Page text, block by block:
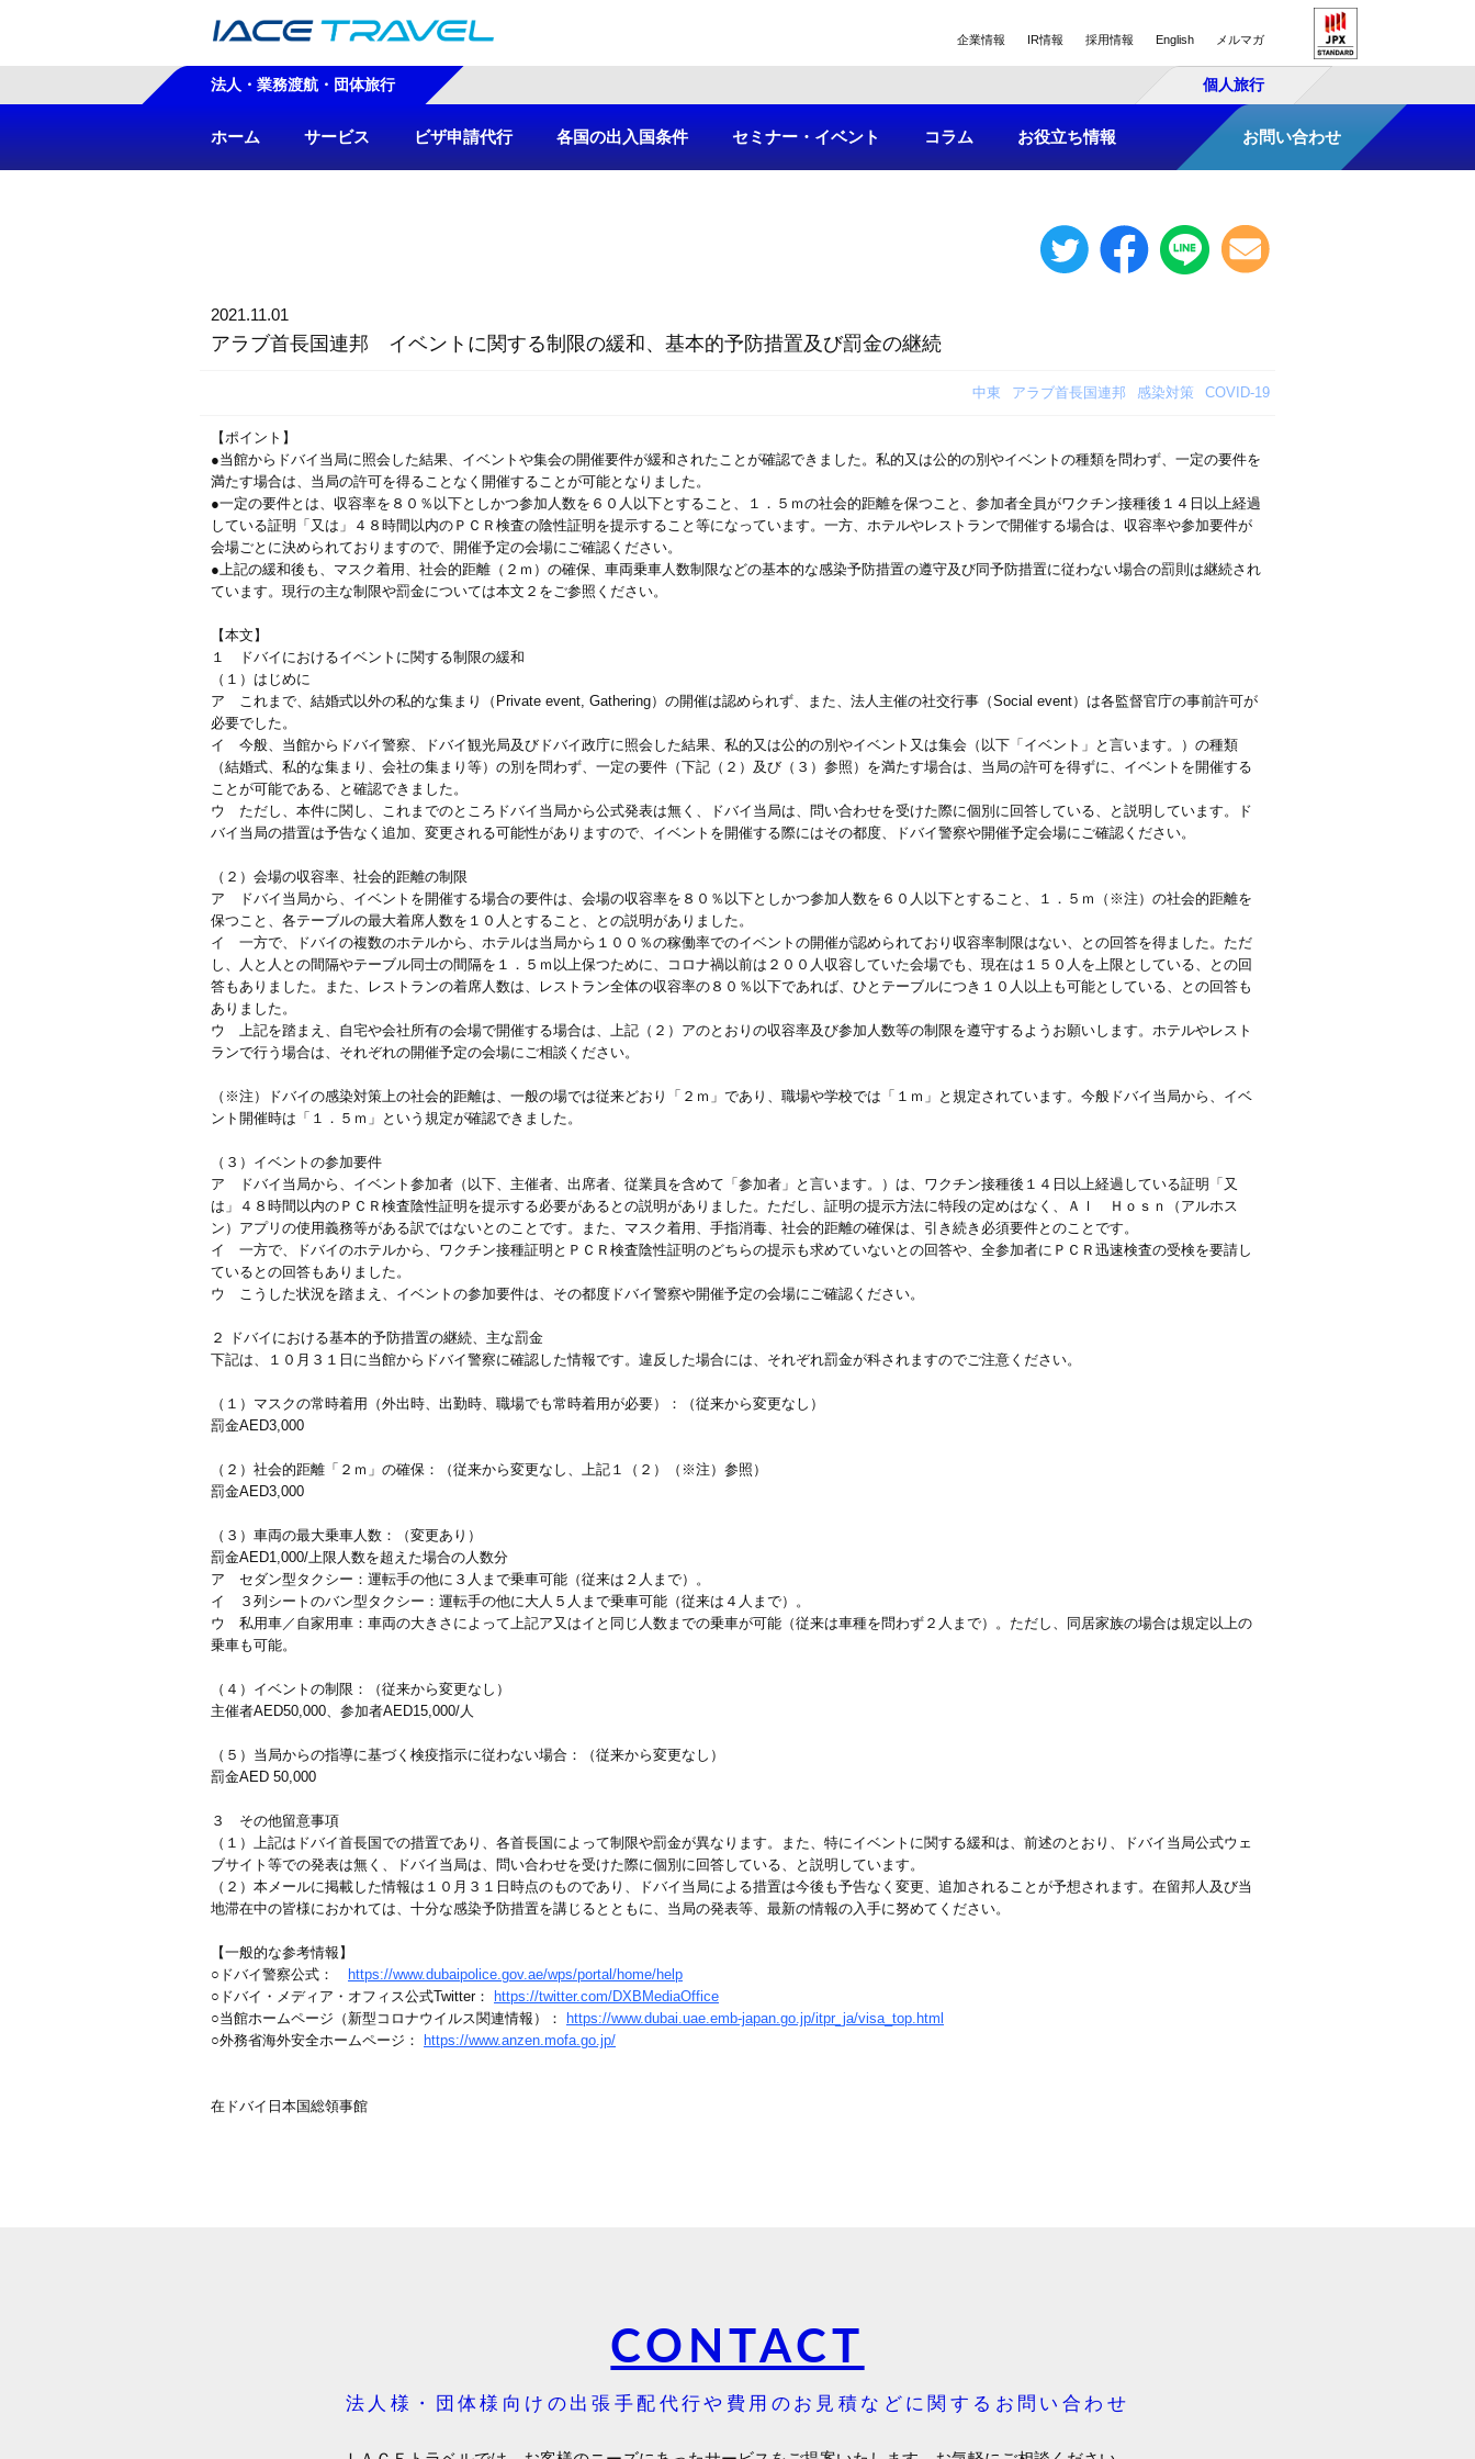
企業情報 IR情報 採用情報 English メルマガ
法人・業務渡航・団体旅行 個人旅行
ホーム サービス ビザ申請代行 各国の出入国条件 セミナー・イベント コラム お役立ち情報 お問い合わせ
2021.11.01
アラブ首長国連邦 イベントに関する制限の緩和、基本的予防措置及び罰金の継続
中東 アラブ首長国連邦 感染対策 COVID-19
【ポイント】
●当館からドバイ当局に照会した結果、イベントや集会の開催要件が緩和されたことが確認できました。私的又は公的の別やイベントの種類を問わず、一定の要件を
満たす場合は、当局の許可を得ることなく開催することが可能となりました。
●一定の要件とは、収容率を８０％以下としかつ参加人数を６０人以下とすること、１．５ｍの社会的距離を保つこと、参加者全員がワクチン接種後１４日以上経過
している証明「又は」４８時間以内のＰＣＲ検査の陰性証明を提示すること等になっています。一方、ホテルやレストランで開催する場合は、収容率や参加要件が
会場ごとに決められておりますので、開催予定の会場にご確認ください。
●上記の緩和後も、マスク着用、社会的距離（２ｍ）の確保、車両乗車人数制限などの基本的な感染予防措置の遵守及び同予防措置に従わない場合の罰則は継続され
ています。現行の主な制限や罰金については本文２をご参照ください。
【本文】
１ ドバイにおけるイベントに関する制限の緩和
（１）はじめに
ア これまで、結婚式以外の私的な集まり（Private event, Gathering）の開催は認められず、また、法人主催の社交行事（Social event）は各監督官庁の事前許可が
必要でした。
イ 今般、当館からドバイ警察、ドバイ観光局及びドバイ政庁に照会した結果、私的又は公的の別やイベント又は集会（以下「イベント」と言います。）の種類
（結婚式、私的な集まり、会社の集まり等）の別を問わず、一定の要件（下記（２）及び（３）参照）を満たす場合は、当局の許可を得ずに、イベントを開催する
ことが可能である、と確認できました。
ウ ただし、本件に関し、これまでのところドバイ当局から公式発表は無く、ドバイ当局は、問い合わせを受けた際に個別に回答している、と説明しています。ド
バイ当局の措置は予告なく追加、変更される可能性がありますので、イベントを開催する際にはその都度、ドバイ警察や開催予定会場にご確認ください。
（２）会場の収容率、社会的距離の制限
ア ドバイ当局から、イベントを開催する場合の要件は、会場の収容率を８０％以下としかつ参加人数を６０人以下とすること、１．５ｍ（※注）の社会的距離を
保つこと、各テーブルの最大着席人数を１０人とすること、との説明がありました。
イ 一方で、ドバイの複数のホテルから、ホテルは当局から１００％の稼働率でのイベントの開催が認められており収容率制限はない、との回答を得ました。ただ
し、人と人との間隔やテーブル同士の間隔を１．５ｍ以上保つために、コロナ禍以前は２００人収容していた会場でも、現在は１５０人を上限としている、との回
答もありました。また、レストランの着席人数は、レストラン全体の収容率の８０％以下であれば、ひとテーブルにつき１０人以上も可能としている、との回答も
ありました。
ウ 上記を踏まえ、自宅や会社所有の会場で開催する場合は、上記（２）アのとおりの収容率及び参加人数等の制限を遵守するようお願いします。ホテルやレスト
ランで行う場合は、それぞれの開催予定の会場にご相談ください。
（※注）ドバイの感染対策上の社会的距離は、一般の場では従来どおり「２ｍ」であり、職場や学校では「１ｍ」と規定されています。今般ドバイ当局から、イベ
ント開催時は「１．５ｍ」という規定が確認できました。
（３）イベントの参加要件
ア ドバイ当局から、イベント参加者（以下、主催者、出席者、従業員を含めて「参加者」と言います。）は、ワクチン接種後１４日以上経過している証明「又
は」４８時間以内のＰＣＲ検査陰性証明を提示する必要があるとの説明がありました。ただし、証明の提示方法に特段の定めはなく、Ａｌ Ｈｏｓｎ（アルホス
ン）アプリの使用義務等がある訳ではないとのことです。また、マスク着用、手指消毒、社会的距離の確保は、引き続き必須要件とのことです。
イ 一方で、ドバイのホテルから、ワクチン接種証明とＰＣＲ検査陰性証明のどちらの提示も求めていないとの回答や、全参加者にＰＣＲ迅速検査の受検を要請し
ているとの回答もありました。
ウ こうした状況を踏まえ、イベントの参加要件は、その都度ドバイ警察や開催予定の会場にご確認ください。
２ ドバイにおける基本的予防措置の継続、主な罰金
下記は、１０月３１日に当館からドバイ警察に確認した情報です。違反した場合には、それぞれ罰金が科されますのでご注意ください。
（１）マスクの常時着用（外出時、出勤時、職場でも常時着用が必要）：（従来から変更なし）
罰金AED3,000
（２）社会的距離「２ｍ」の確保：（従来から変更なし、上記１（２）（※注）参照）
罰金AED3,000
（３）車両の最大乗車人数：（変更あり）
罰金AED1,000/上限人数を超えた場合の人数分
ア セダン型タクシー：運転手の他に３人まで乗車可能（従来は２人まで）。
イ ３列シートのバン型タクシー：運転手の他に大人５人まで乗車可能（従来は４人まで）。
ウ 私用車／自家用車：車両の大きさによって上記ア又はイと同じ人数までの乗車が可能（従来は車種を問わず２人まで）。ただし、同居家族の場合は規定以上の
乗車も可能。
（４）イベントの制限：（従来から変更なし）
主催者AED50,000、参加者AED15,000/人
（５）当局からの指導に基づく検疫指示に従わない場合：（従来から変更なし）
罰金AED 50,000
３ その他留意事項
（１）上記はドバイ首長国での措置であり、各首長国によって制限や罰金が異なります。また、特にイベントに関する緩和は、前述のとおり、ドバイ当局公式ウェ
ブサイト等での発表は無く、ドバイ当局は、問い合わせを受けた際に個別に回答している、と説明しています。
（２）本メールに掲載した情報は１０月３１日時点のものであり、ドバイ当局による措置は今後も予告なく変更、追加されることが予想されます。在留邦人及び当
地滞在中の皆様におかれては、十分な感染予防措置を講じるとともに、当局の発表等、最新の情報の入手に努めてください。
【一般的な参考情報】
○ドバイ警察公式：
https://www.dubaipolice.gov.ae/wps/portal/home/help
○ドバイ・メディア・オフィス公式Twitter：
https://twitter.com/DXBMediaOffice
○当館ホームページ（新型コロナウイルス関連情報）：
https://www.dubai.uae.emb-japan.go.jp/itpr_ja/visa_top.html
○外務省海外安全ホームページ：
https://www.anzen.mofa.go.jp/
在ドバイ日本国総領事館
CONTACT
法人様・団体様向けの出張手配代行や費用のお見積などに関するお問い合わせ